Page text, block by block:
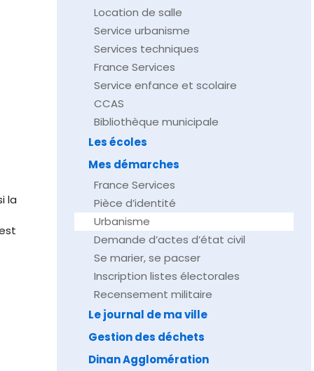
la
Location de salle
Service urbanisme
Services techniques
France Services
Service enfance et scolaire
CCAS
Bibliothèque municipale
Les écoles
Mes démarches
France Services
Pièce d’identité
Urbanisme
Demande d’actes d’état civil
Se marier, se pacser
Inscription listes électorales
Recensement militaire
Le journal de ma ville
Gestion des déchets
Dinan Agglomération